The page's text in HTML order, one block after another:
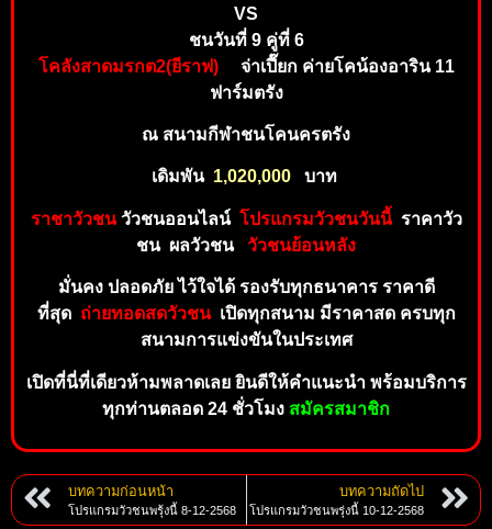
VS
ชนวันที่ 9 คู่ที่ 6
โคลังสาดมรกต2(ยีราฟ)จ่าเปี๊ยก ค่ายโคน้องอาริน 11
ฟาร์มตรัง
ณ สนามกีฬาชนโคนครตรัง
เดิมพัน 1,020,000บาท
ราชาวัวชน วัวชนออนไลน์ โปรแกรมวัวชนวันนี้ ราคาวัว
ชน ผลวัวชน
วัวชนย้อนหลัง
มั่นคง ปลอดภัย ไว้ใจได้ รองรับทุกธนาคาร ราคาดี
ที่สุด ถ่ายทอดสดวัวชน เปิดทุกสนาม มีราคาสด ครบทุก
สนามการแข่งขันในประเทศ
เปิดที่นี่ที่เดียวห้ามพลาดเลย ยินดีให้คำแนะนำ พร้อมบริการ
ทุกท่านตลอด 24 ชั่วโมง สมัครสมาชิก
บทความก่อนหน้า
โปรแกรมวัวชนพรุ้งนี้ 8-12-2568
บทความถัดไป
โปรแกรมวัวชนพรุ่งนี้ 10-12-2568